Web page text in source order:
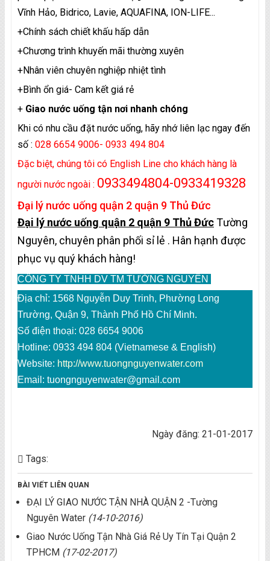
Vĩnh Hảo, Bidrico, Lavie, AQUAFINA, ION-LIFE...
+Chính sách chiết khấu hấp dẫn
+Chương trình khuyến mãi thường xuyên
+Nhân viên chuyên nghiệp nhiệt tình
+Bình ổn giá- Cam kết giá rẻ
+ Giao nước uống tận nơi nhanh chóng
Khi có nhu cầu đặt nước uống, hãy nhớ liên lạc ngay đến
số : 028 6654 9006- 0933 494 804
Đặc biệt, chúng tôi có English Line cho khách hàng là
người nước ngoài : 0933494804-0933419328
Đại lý nước uống quận 2 quận 9 Thủ Đức
Đại lý nước uống quận 2 quận 9 Thủ ĐứcTường
Nguyên, chuyên phân phối sỉ lẻ . Hân hạnh được
phục vụ quý khách hàng!
CÔNG TY TNHH DV TM TƯỜNG NGUYÊN
Địa chỉ: 1568 Nguyễn Duy Trinh, Phường Long
Trường, Quận 9, Thành Phố Hồ Chí Minh.
Số điện thoại: 028 6654 9006
Hotline: 0933 494 804 (Vietnamese & English)
Website: http://www.tuongnguyenwater.com
Email: tuongnguyenwater@gmail.com
Ngày đăng: 21-01-2017
Tags:
BÀI VIẾT LIÊN QUAN
ĐẠI LÝ GIAO NƯỚC TẬN NHÀ QUẬN 2 -Tường
Nguyên Water (14-10-2016)
Giao Nước Uống Tận Nhà Giá Rẻ Uy Tín Tại Quận 2
TPHCM (17-02-2017)